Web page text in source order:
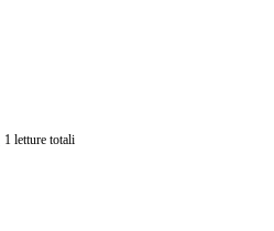
1 letture totali